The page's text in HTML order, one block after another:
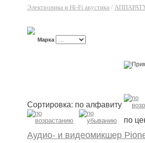
Электроника и Hi-Fi акустика /
Марка
Сортировка: по алфавиту
по
Аудио- и видеомикшер